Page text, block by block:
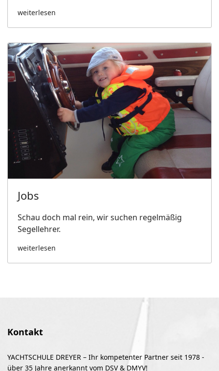
weiterlesen
Jobs
Schau doch mal rein, wir suchen regelmäßig
Segellehrer.
weiterlesen
Kontakt
YACHTSCHULE DREYER – Ihr kompetenter Partner seit 1978 -
über 35 Jahre anerkannt vom DSV & DMYV!